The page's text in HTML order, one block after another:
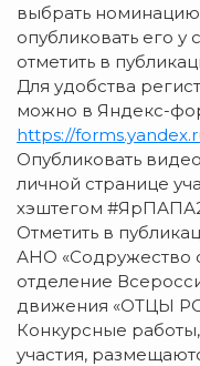
выбрать
опубликовать его у
отметить в
Для удобства
можно в Яндекс-
https://
Опубликовать
личной странице
хэштегом
Отметить в
АНО «Содружество
отделение
движения «ОТЦЫ
Конкурсные
участия,